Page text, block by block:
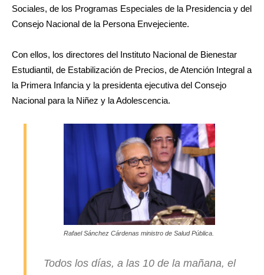
Sociales, de los Programas Especiales de la Presidencia y del
Consejo Nacional de la Persona Envejeciente.
Con ellos, los directores del Instituto Nacional de Bienestar
Estudiantil, de Estabilización de Precios, de Atención Integral a
la Primera Infancia y la presidenta ejecutiva del Consejo
Nacional para la Niñez y la Adolescencia.
Rafael Sánchez Cárdenas ministro de Salud Pública.
Todos los días, a las 10 de la mañana, el